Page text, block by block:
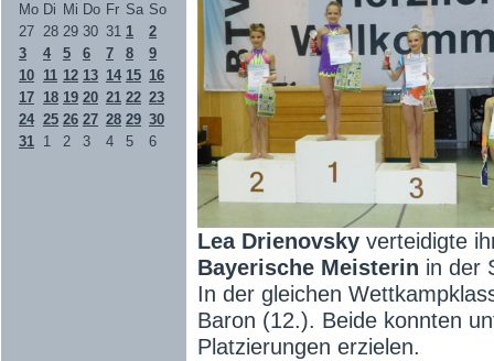
Mo Di Mi Do Fr Sa So
27 28 29 30 31 1
2
3
4 5 6 7 8
9
10 11 12 13 14 15 16
17 18 19 20 21 22 23
24 25 26 27 28 29 30
31 1 2 3 4 5 6
Lea Drienovsky verteidigte
Bayerische Meisterin in der
In der gleichen
Baron (12.). Beide konnten
Platzierungen erzielen.